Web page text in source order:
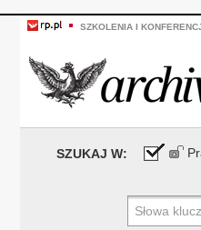
SZKOLENIA I
SZUKAJ W: